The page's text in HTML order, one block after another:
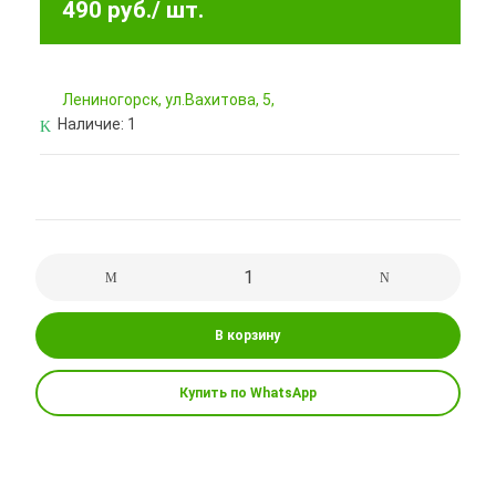
490 руб./ шт.
Лениногорск, ул.Вахитова, 5,
Наличие: 1
В корзину
Купить по WhatsApp